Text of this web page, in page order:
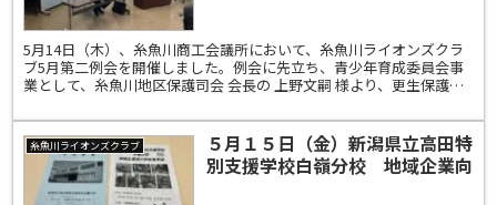
5月14日（木）、糸魚川商工会議所において、糸魚川ライオンズクラ
ブ5月第二例会を開催しました。例会に先立ち、青少年育成委員会事
業として、糸魚川地区保護司会 会長の 上野文嗣 様より、更生保護制
糸魚川ライオンズクラブ
５月１５日（金）新潟県立高田特
別支援学校白嶺分校 地域企業向